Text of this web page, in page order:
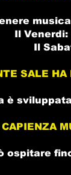
Il Venerdi:
Il
SALE HA
è
CAPIENZA
ospitare